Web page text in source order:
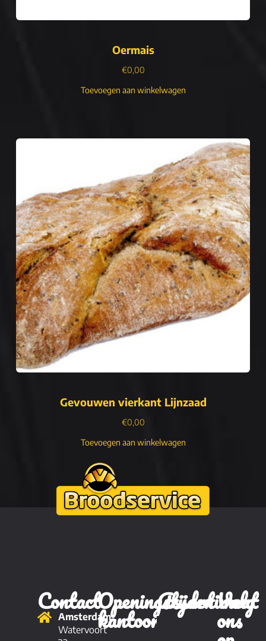
Oermais
€0,00
Toevoegen aan winkelwagen
Gevouwen vierkant Lijnzaad
€0,00
Toevoegen aan winkelwagen
Contact
Amsterdam
Watervoort
Openingstijden
kantoor
Assortiment
Volg
ons